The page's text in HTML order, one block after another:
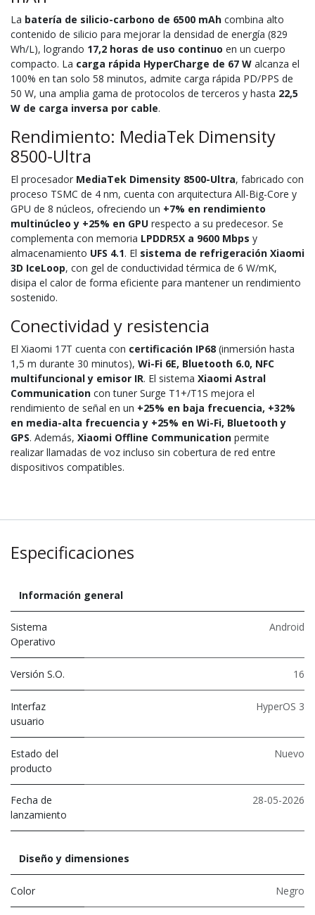
La batería de silicio-carbono de 6500 mAh combina alto
contenido de silicio para mejorar la densidad de energía (829
Wh/L), logrando 17,2 horas de uso continuo en un cuerpo
compacto. La carga rápida HyperCharge de 67 W alcanza el
100% en tan solo 58 minutos, admite carga rápida PD/PPS de
50 W, una amplia gama de protocolos de terceros y hasta 22,5
W de carga inversa por cable.
Rendimiento: MediaTek Dimensity
8500-Ultra
El procesador MediaTek Dimensity 8500-Ultra, fabricado con
proceso TSMC de 4 nm, cuenta con arquitectura All-Big-Core y
GPU de 8 núcleos, ofreciendo un +7% en rendimiento
multinúcleo y +25% en GPU respecto a su predecesor. Se
complementa con memoria LPDDR5X a 9600 Mbps y
almacenamiento UFS 4.1. El sistema de refrigeración Xiaomi
3D IceLoop, con gel de conductividad térmica de 6 W/mK,
disipa el calor de forma eficiente para mantener un rendimiento
sostenido.
Conectividad y resistencia
El Xiaomi 17T cuenta con certificación IP68 (inmersión hasta
1,5 m durante 30 minutos), Wi-Fi 6E, Bluetooth 6.0, NFC
multifuncional y emisor IR. El sistema Xiaomi Astral
Communication con tuner Surge T1+/T1S mejora el
rendimiento de señal en un +25% en baja frecuencia, +32%
en media-alta frecuencia y +25% en Wi-Fi, Bluetooth y
GPS. Además, Xiaomi Offline Communication permite
realizar llamadas de voz incluso sin cobertura de red entre
dispositivos compatibles.
Especificaciones
Información general
Sistema
Operativo
Android
Versión S.O. 16
Interfaz
usuario
HyperOS 3
Estado del
producto
Nuevo
Fecha de
lanzamiento
28-05-2026
Diseño y dimensiones
Color Negro